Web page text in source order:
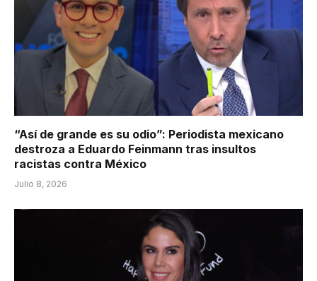
“Así de grande es su odio”: Periodista mexicano
destroza a Eduardo Feinmann tras insultos
racistas contra México
Julio 8, 2026